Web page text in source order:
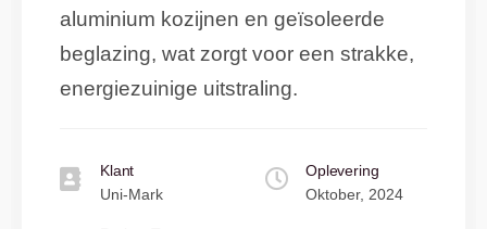
aluminium kozijnen en geïsoleerde
beglazing, wat zorgt voor een strakke,
energiezuinige uitstraling.
Klant
Uni-Mark
Oplevering
Oktober, 2024